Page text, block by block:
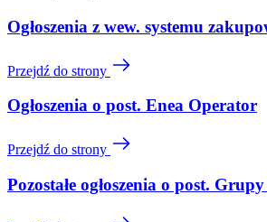
Ogłoszenia z wew. systemu
Przejdź do strony
Ogłoszenia o post. Enea Operator
Przejdź do strony
Pozostałe ogłoszenia o post.